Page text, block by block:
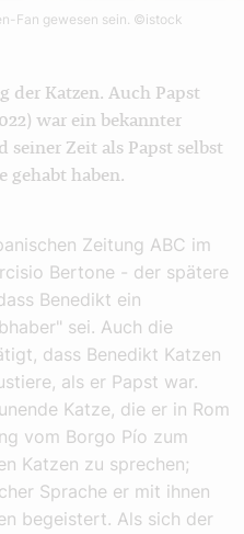
Fan gewesen sein. ©istock
der Katzen. Auch Papst
war ein bekannter
seiner Zeit als Papst selbst
gehabt haben.
Zeitung ABC im
Bertone - der spätere
Benedikt ein
sei. Auch die
dass Benedikt Katzen
als er Papst war.
Katze, die er in Rom
vom Borgo Pío zum
Katzen zu sprechen;
Sprache er mit ihnen
begeistert. Als sich der